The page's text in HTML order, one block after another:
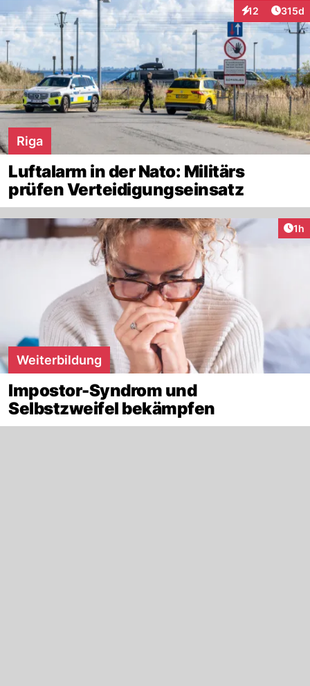
12
Interaktionen
315d
Riga
Luftalarm in der Nato: Militärs
prüfen Verteidigungseinsatz
1h
Weiterbildung
Impostor-Syndrom und
Selbstzweifel bekämpfen